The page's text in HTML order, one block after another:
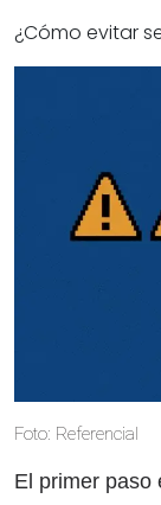
¿Cómo evitar
Foto: Referencial
El primer paso